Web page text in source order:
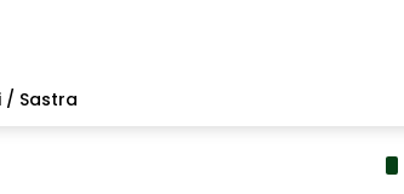
/ Sastra